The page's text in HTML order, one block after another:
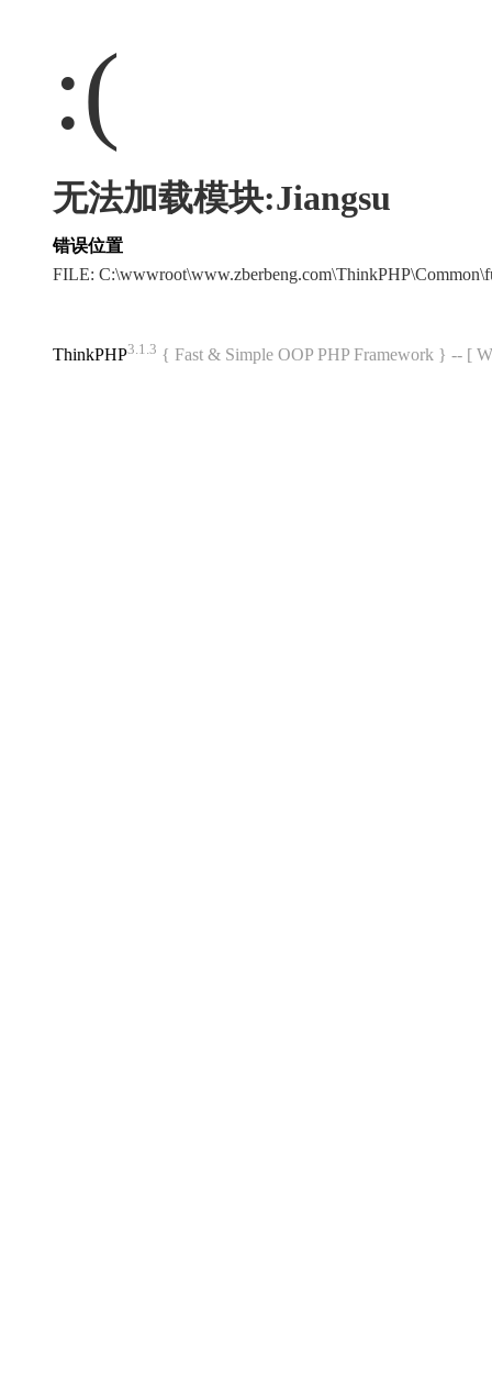
:(
无法加载模块:Jiangsu
错误位置
FILE:
ThinkPHP3.1.3 { Fast & Simple OOP PHP Framework } -- [